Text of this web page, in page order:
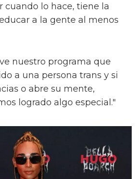
cuando lo hace, tiene la
a la gente al menos
nuestro programa que
a una persona trans y si
o abre su mente,
logrado algo especial."